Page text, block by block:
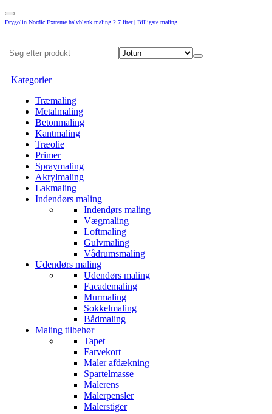
Drygolin Nordic Extreme halvblank maling 2,7 liter | Billigste maling
Kategorier
Træmaling
Metalmaling
Betonmaling
Kantmaling
Træolie
Primer
Spraymaling
Akrylmaling
Lakmaling
Indendørs maling
Indendørs maling
Vægmaling
Loftmaling
Gulvmaling
Vådrumsmaling
Udendørs maling
Udendørs maling
Facademaling
Murmaling
Sokkelmaling
Bådmaling
Maling tilbehør
Tapet
Farvekort
Maler afdækning
Spartelmasse
Malerens
Malerpensler
Malerstiger